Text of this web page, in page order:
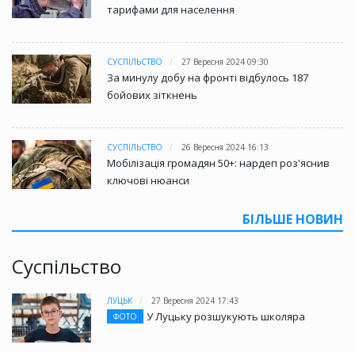
тарифами для населення
СУСПІЛЬСТВО 27 Вересня 2024 09:30
За минулу добу на фронті відбулось 187
бойових зіткнень
СУСПІЛЬСТВО 26 Вересня 2024 16:13
Мобілізація громадян 50+: нардеп роз'яснив
ключові нюанси
БІЛЬШЕ НОВИН
Суспільство
ЛУЦЬК
27 Вересня 2024 17:43
ФОТО
У Луцьку розшукують школяра